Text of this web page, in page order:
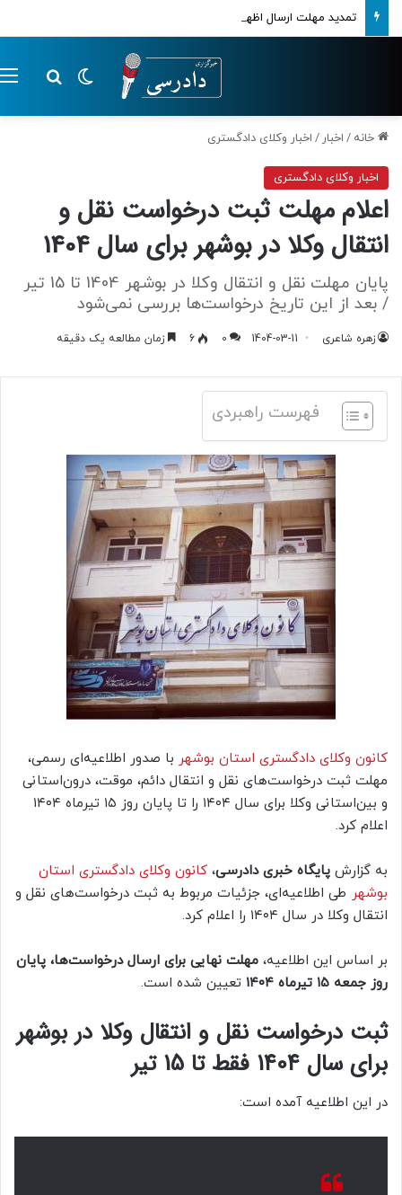
تمدید مهلت ارسال اظهارنامه‌های مالیاتی تا پایان تابستان 1405
تغییر پوسته
خانه / اخبار / اخبار وکلای دادگستری
اخبار وکلای دادگستری
اعلام مهلت ثبت درخواست نقل و
انتقال وکلا در بوشهر برای سال 1404
پایان مهلت نقل و انتقال وکلا در بوشهر 1404 تا 15 تیر
/ بعد از این تاریخ درخواست‌ها بررسی نمی‌شود
زهره شاعری 1404-03-11
0
6 زمان مطالعه یک دقیقه
فهرست راهبردی
کانون وکلای دادگستری استان بوشهر با صدور اطلاعیه‌ای رسمی،
مهلت ثبت درخواست‌های نقل و انتقال دائم، موقت، درون‌استانی
و بین‌استانی وکلا برای سال ۱۴۰۴ را تا پایان روز ۱۵ تیرماه ۱۴۰۴
اعلام کرد.
به گزارش پایگاه خبری دادرسی، کانون وکلای دادگستری استان
بوشهر طی اطلاعیه‌ای، جزئیات مربوط به ثبت درخواست‌های نقل و
انتقال وکلا در سال ۱۴۰۴ را اعلام کرد.
بر اساس این اطلاعیه، مهلت نهایی برای ارسال درخواست‌ها، پایان
روز جمعه ۱۵ تیرماه ۱۴۰۴
تعیین شده است.
ثبت درخواست نقل و انتقال وکلا در بوشهر
برای سال 1404 فقط تا 15 تیر
در این اطلاعیه آمده است: